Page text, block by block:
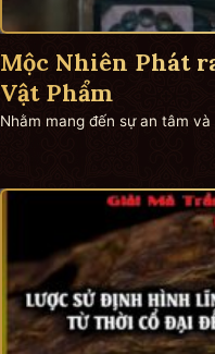
Mộc Nhiên Phát
Vật Phẩm
Nhằm mang đến sự an tâm